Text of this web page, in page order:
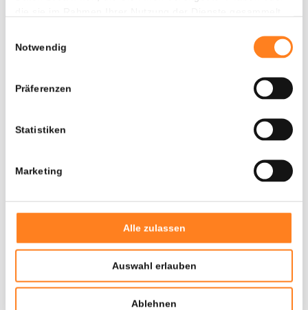
Notwendig
Präferenzen
Statistiken
Marketing
Alle zulassen
Auswahl erlauben
Ablehnen
$
- 0,00%
haben wir historische Daten seit